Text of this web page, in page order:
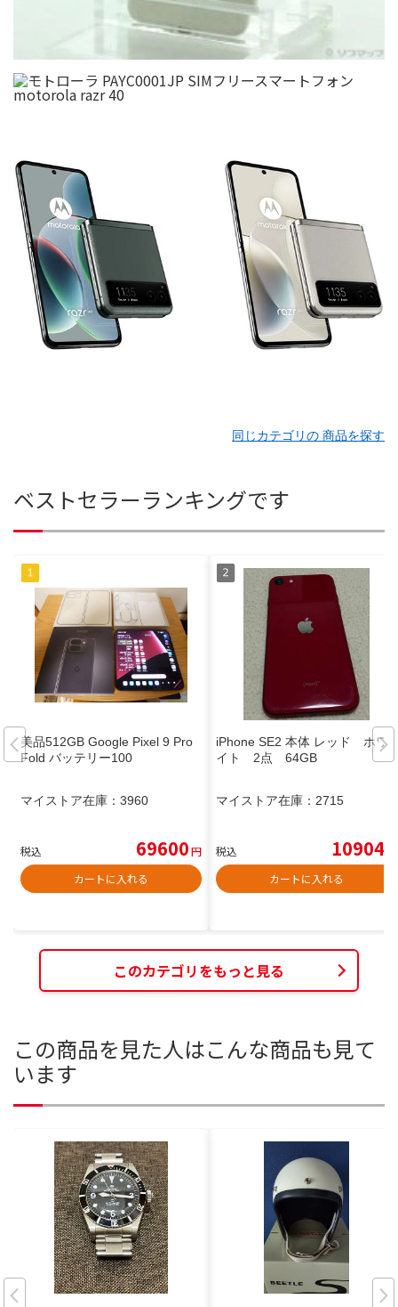
同じカテゴリの 商品を探す
ベストセラーランキングです
美品512GB Google Pixel 9 Pro
Fold バッテリー100
マイストア在庫： 3960
税込 69600円
カートに入れる
iPhone SE2 本体 レッド ホワ
イト 2点 64GB
マイストア在庫： 2715
税込 10904
カートに入れる
このカテゴリをもっと見る
この商品を見た人はこんな商品も見て
います